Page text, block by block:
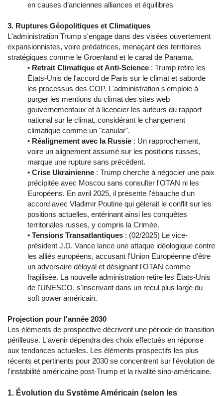
en causes d’anciennes alliances et équilibres
3. Ruptures Géopolitiques et Climatiques
L'administration Trump s'engage dans des visées ouvertement
expansionnistes, voire prédatrices, menaçant des territoires
stratégiques comme le Groenland et le canal de Panama.
• Retrait Climatique et Anti-Science : Trump retire les
États-Unis de l'accord de Paris sur le climat et saborde
les processus des COP. L'administration s'emploie à
purger les mentions du climat des sites web
gouvernementaux et à licencier les auteurs du rapport
national sur le climat, considérant le changement
climatique comme un "canular".
• Réalignement avec la Russie : Un rapprochement,
voire un alignement assumé sur les positions russes,
marque une rupture sans précédent.
• Crise Ukrainienne : Trump cherche à négocier une paix
précipitée avec Moscou sans consulter l'OTAN ni les
Européens. En avril 2025, il présente l'ébauche d'un
accord avec Vladimir Poutine qui gèlerait le conflit sur les
positions actuelles, entérinant ainsi les conquêtes
territoriales russes, y compris la Crimée.
• Tensions Transatlantiques : (02/2025) Le vice-
président J.D. Vance lance une attaque idéologique contre
les alliés européens, accusant l'Union Européenne d'être
un adversaire déloyal et désignant l'OTAN comme
fragilisée. La nouvelle administration retire les États-Unis
de l'UNESCO, s'inscrivant dans un recul plus large du
soft power américain.
Projection pour l'année 2030
Les éléments de prospective décrivent une période de transition
périlleuse. L'avenir dépendra des choix effectués en réponse
aux tendances actuelles. Les éléments prospectifs les plus
récents et pertinents pour 2030 se concentrent sur l'évolution de
l'instabilité américaine post-Trump et la rivalité sino-américaine.
1. Évolution du Système Américain (selon les